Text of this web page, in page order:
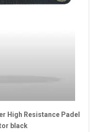
High Resistance Padel
black